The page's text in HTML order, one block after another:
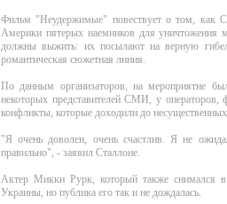
Фильм "Неудержимые" повествует о том, как
Америки пятерых наемников для уничтожения
должны выжить: их посылают на верную
романтическая сюжетная линия.
По данным организаторов, на мероприятие
некоторых представителей СМИ, у операторов,
конфликты, которые доходили до
"Я очень доволен, очень счастлив. Я не
правильно", - заявил Сталлоне.
Актер Микки Рурк, который также снимался
Украины, но публика его так и не дождалась.